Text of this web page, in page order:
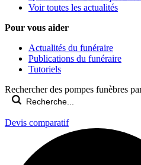
Voir toutes les actualités
Pour vous aider
Actualités du funéraire
Publications du funéraire
Tutoriels
Rechercher des pompes funèbres
Devis comparatif